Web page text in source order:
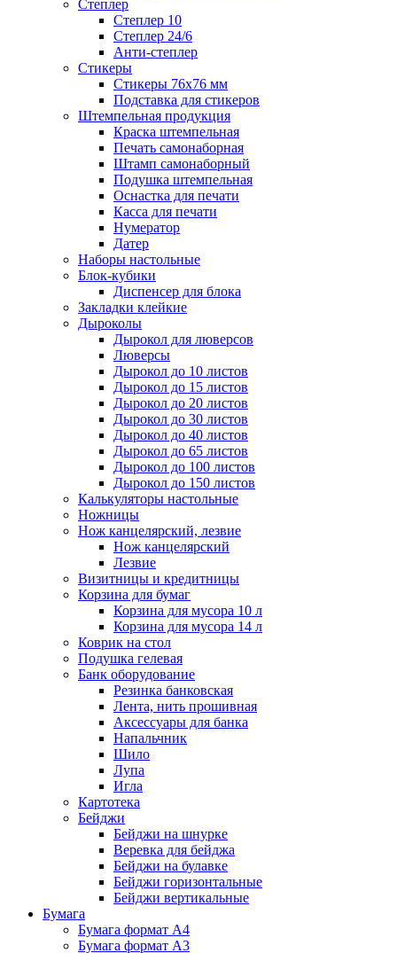
Степлер
Степлер 10
Степлер 24/6
Анти-степлер
Стикеры
Стикеры 76x76 мм
Подставка для стикеров
Штемпельная продукция
Краска штемпельная
Печать самонаборная
Штамп самонаборный
Подушка штемпельная
Оснастка для печати
Касса для печати
Нумератор
Датер
Наборы настольные
Блок-кубики
Диспенсер для блока
Закладки клейкие
Дыроколы
Дырокол для люверсов
Люверсы
Дырокол до 10 листов
Дырокол до 15 листов
Дырокол до 20 листов
Дырокол до 30 листов
Дырокол до 40 листов
Дырокол до 65 листов
Дырокол до 100 листов
Дырокол до 150 листов
Калькуляторы настольные
Ножницы
Нож канцелярский, лезвие
Нож канцелярский
Лезвие
Визитницы и кредитницы
Корзина для бумаг
Корзина для мусора 10 л
Корзина для мусора 14 л
Коврик на стол
Подушка гелевая
Банк оборудование
Резинка банковская
Лента, нить прошивная
Аксессуары для банка
Напальчник
Шило
Лупа
Игла
Картотека
Бейджи
Бейджи на шнурке
Веревка для бейджа
Бейджи на булавке
Бейджи горизонтальные
Бейджи вертикальные
Бумага
Бумага формат А4
Бумага формат А3